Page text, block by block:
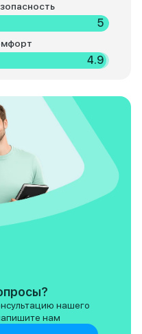
5
4.9
нашего
нам